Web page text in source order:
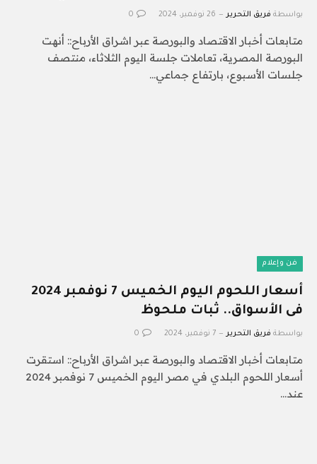
بواسطة فريق التحرير 26 نوفمبر، 2024 0
متابعات أخبار الاقتصاد والبورصة عبر اشراق الأرباح:: أنهت
البورصة المصرية، تعاملات جلسة اليوم الثلاثاء، منتصف
جلسات الأسبوع، بارتفاع جماعي…
فن وإعلام
أسعار اللحوم اليوم الخميس 7 نوفمبر 2024
فى الأسواق.. ثبات ملحوظ
بواسطة فريق التحرير 7 نوفمبر، 2024 0
متابعات أخبار الاقتصاد والبورصة عبر اشراق الأرباح:: استقرت
أسعار اللحوم البلدي في مصر اليوم الخميس 7 نوفمبر 2024
عند…